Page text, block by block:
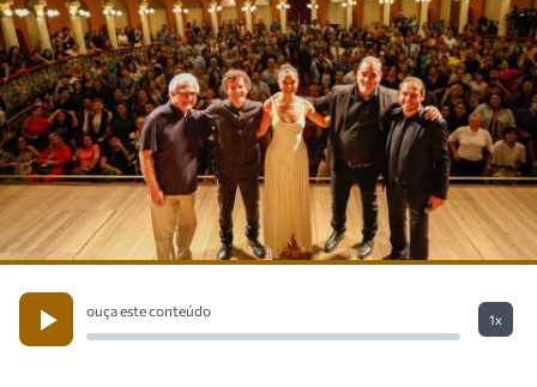
ouça este conteúdo
1x